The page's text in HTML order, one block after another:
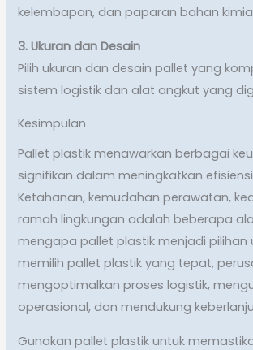
kelembapan, dan paparan bahan
3. Ukuran dan Desain
Pilih ukuran dan desain pallet yang
sistem logistik dan alat angkut yang
Kesimpulan
Pallet plastik menawarkan berbagai
signifikan dalam meningkatkan
Ketahanan, kemudahan perawatan,
ramah lingkungan adalah beberapa
mengapa pallet plastik menjadi pilihan
memilih pallet plastik yang tepat,
mengoptimalkan proses logistik,
operasional, dan mendukung
Gunakan pallet plastik untuk